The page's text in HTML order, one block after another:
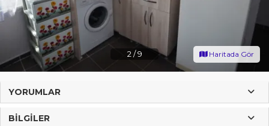
2 /9 Haritada Gör
YORUMLAR
BILGILER